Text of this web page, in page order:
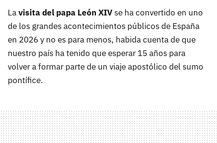
Lavisita del papa León XIVse ha convertido en uno
de los grandes acontecimientos públicos de España
en 2026 y no es para menos, habida cuenta de que
nuestro país ha tenido que esperar 15 años para
volver a formar parte de un viaje apostólico del sumo
pontífice.